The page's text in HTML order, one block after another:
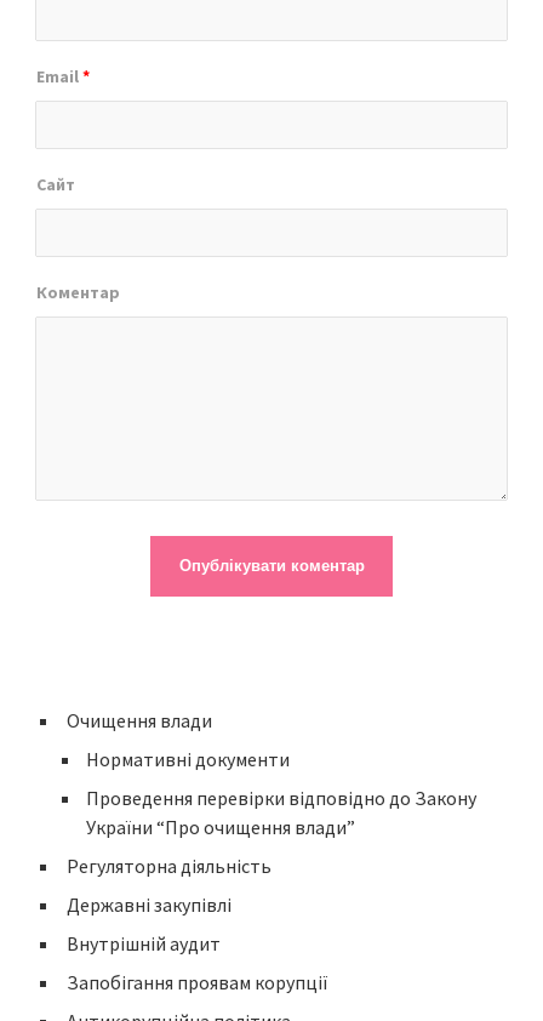
Email*
Сайт
Коментар
Очищення влади
Нормативні документи
Проведення перевірки відповідно до Закону
України “Про очищення влади”
Регуляторна діяльність
Державні закупівлі
Внутрішній аудит
Запобігання проявам корупції